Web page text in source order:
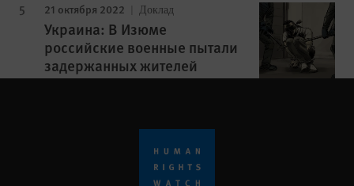
21 октября 2022 Доклад
Украина: В Изюме
российские военные пытали
задержанных жителей